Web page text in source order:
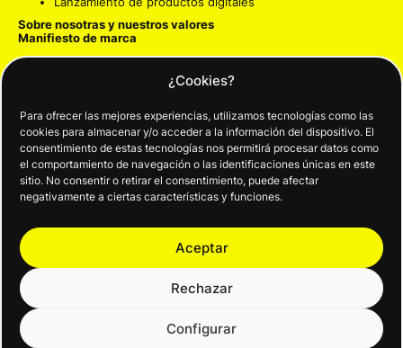
¿Cookies?
Para ofrecer las mejores experiencias, utilizamos tecnologías como las
cookies para almacenar y/o acceder a la información del dispositivo. El
consentimiento de estas tecnologías nos permitirá procesar datos como
el comportamiento de navegación o las identificaciones únicas en este
sitio. No consentir o retirar el consentimiento, puede afectar
negativamente a ciertas características y funciones.
Aceptar
Rechazar
Configurar
Sobre nosotras y nuestros valores
Manifiesto de marca
-> Para que te reconozcan
encuentren
Copywriting y storytelling
-> Para conectar y persuadir
Embudos de venta-> Para que te compren
Estrategia para RRSS-> Para guiar y crear comunidad
Formulario de contacto
© Humanízame, Agencia Creativa. POLÍTICA DE PRIVACIDAD|